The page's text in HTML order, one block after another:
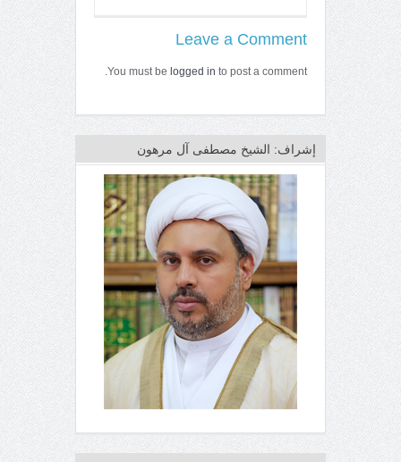
Leave a Comment
You must be logged in to post a comment.
إشراف: الشيخ مصطفى آل مرهون